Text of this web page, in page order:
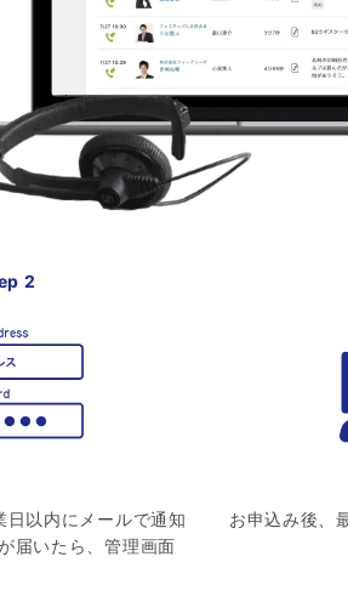
2
以内にメールで通知
届いたら、管理画面
お申込み後、